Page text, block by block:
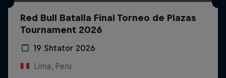
Red Bull Batalla Final Torneo de Plazas
Tournament 2026
19 Shtator 2026
Lima, Peru